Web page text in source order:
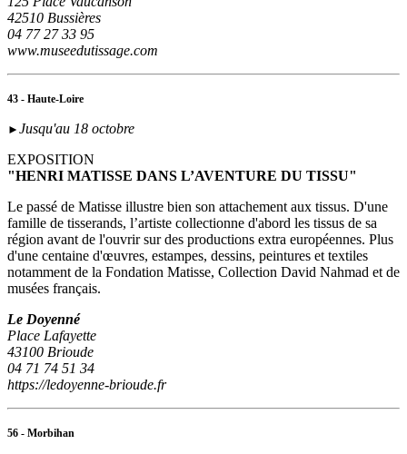
42510 Bussières
04 77 27 33 95
www.museedutissage.com
43 - Haute-Loire
► Jusqu'au 18 octobre
EXPOSITION
"HENRI MATISSE DANS L’AVENTURE DU TISSU"
Le passé de Matisse illustre bien son attachement aux tissus. D'une
famille de tisserands, l’artiste collectionne d'abord les tissus de sa
région avant de l'ouvrir sur des productions extra européennes. Plus
d'une centaine d'œuvres, estampes, dessins, peintures et textiles
notamment de la Fondation Matisse, Collection David Nahmad et de
musées français.
Le Doyenné
Place Lafayette
43100 Brioude
04 71 74 51 34
https://ledoyenne-brioude.fr
56 - Morbihan